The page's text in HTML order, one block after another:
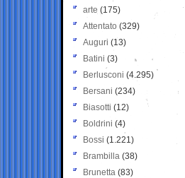
arte (175)
Attentato (329)
Auguri (13)
Batini (3)
Berlusconi (4.295)
Bersani (234)
Biasotti (12)
Boldrini (4)
Bossi (1.221)
Brambilla (38)
Brunetta (83)